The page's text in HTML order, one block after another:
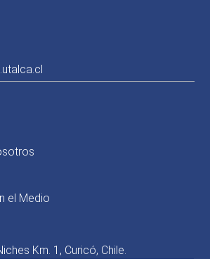
el Medio
Km. 1, Curicó, Chile.